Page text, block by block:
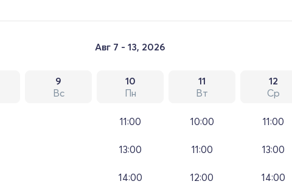
Авг 7 - 13, 2026
9
Вс
10
Пн
11
Вт
12
Ср
11:00
13:00
14:00
10:00
11:00
12:00
11:00
13:00
14:00